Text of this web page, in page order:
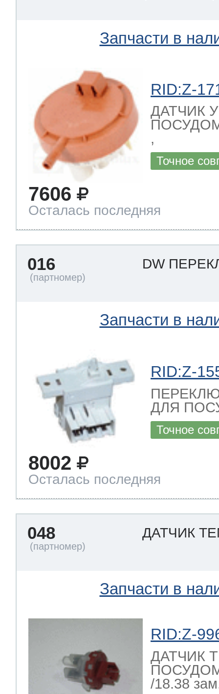
Запчасти в
RID:Z-
ДАТЧИК
,
Точное
7606
Осталась последняя
016 DW
Запчасти в
RID:Z-
ДЛЯ
Точное
8002
Осталась последняя
048 ДАТЧИК
Запчасти в
RID:Z-
ДАТЧИК
/18.38